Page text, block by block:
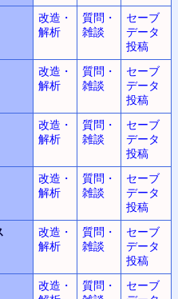
改造・
解析
質問・
雑談
セーブ
データ
投稿
改造・
解析
質問・
雑談
セーブ
データ
投稿
改造・
解析
質問・
雑談
セーブ
データ
投稿
改造・
解析
質問・
雑談
セーブ
データ
投稿
改造・
解析
質問・
雑談
セーブ
データ
投稿
改造・
質問・
セーブ